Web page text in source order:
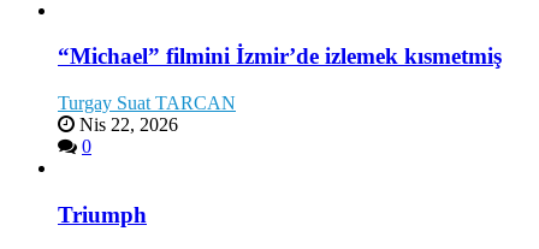
“Michael” filmini İzmir’de izlemek kısmetmiş
Turgay Suat TARCAN
Nis 22, 2026
0
Triumph